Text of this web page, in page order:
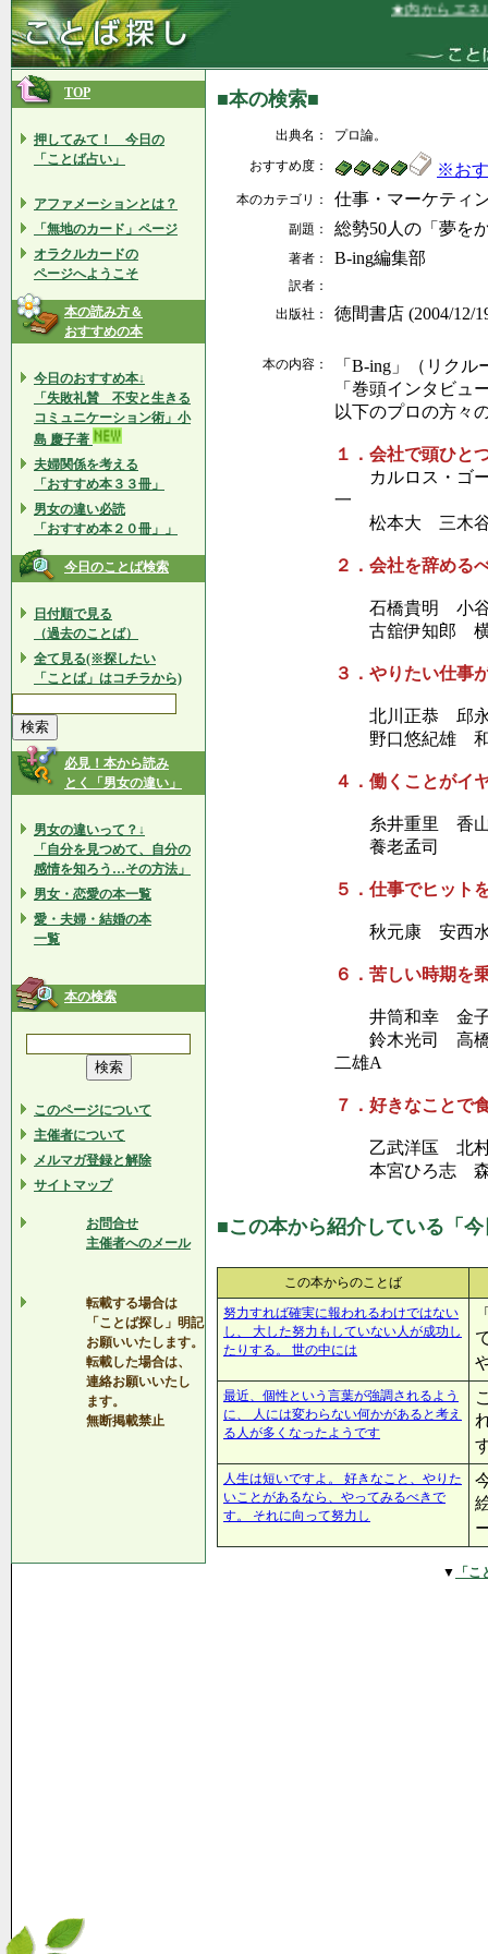
★内からエネル
TOP
押してみて！ 今日の
「ことば占い」
アファメーションとは？
「無地のカード」ページ
オラクルカードの
ページへようこそ
本の読み方＆
おすすめの本
今日のおすすめ本↓
「失敗礼賛 不安と生きる
コミュニケーション術」小
島 慶子著
夫婦関係を考える
「おすすめ本３３冊」
男女の違い必読
「おすすめ本２０冊」」
今日のことば検索
日付順で見る
（過去のことば）
全て見る(※探したい
「ことば」はコチラから)
必見！本から読み
とく「男女の違い」
男女の違いって？↓
「自分を見つめて、自分の
感情を知ろう…その方法」
男女・恋愛の本一覧
愛・夫婦・結婚の本
一覧
本の検索
このページについて
主催者について
メルマガ登録と解除
サイトマップ
お問合せ
主催者へのメール
転載する場合は
「ことば探し」明記
お願いいたします。
転載した場合は、
連絡お願いいたし
ます。
無断掲載禁止
■本の検索■
出典名：
プロ論。
おすすめ度：
※お
本のカテゴリ： 仕事・マーケティ
副題： 総勢50人の「夢を
著者： B-ing編集部
訳者：
出版社：
徳間書店 (2004/12/
本の内容：
「B-ing」（リク
「巻頭インタビュ
以下のプロの方々
１．会社で頭ひと
カルロス・ゴ
一
松本大 三木谷
２．会社を辞める
石橋貴明 小谷
古舘伊知郎 横
３．やりたい仕事
北川正恭 邱永
野口悠紀雄 和
４．働くことがイ
糸井重里 香山
養老孟司
５．仕事でヒット
秋元康 安西水
６．苦しい時期を
井筒和幸 金子
鈴木光司 高橋
二雄A
７．好きなことで
乙武洋匤 北村
本宮ひろ志 森
■この本から紹介している「
この本からのことば
努力すれば確実に報われるわけではない
し、 大した努力もしていない人が成功し
たりする。 世の中には
最近、個性という言葉が強調されるよう
に、 人には変わらない何かがあると考え
る人が多くなったようです
人生は短いですよ。 好きなこと、やりた
いことがあるなら、やってみるべきで
す。 それに向って努力し
▼ 「